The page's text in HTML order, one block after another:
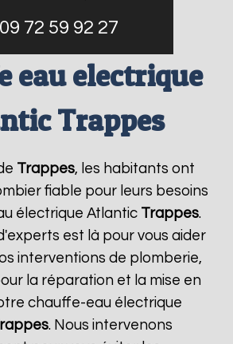
09 72 59 92 27
eau electrique
Trappes
Trappes, les habitants ont
fiable pour leurs besoins
électrique Atlantic Trappes.
est là pour vous aider
interventions de plomberie,
la réparation et la mise en
chauffe-eau électrique
. Nous intervenons